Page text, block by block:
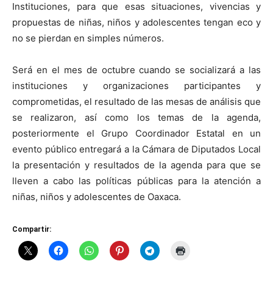
Instituciones, para que esas situaciones, vivencias y
propuestas de niñas, niños y adolescentes tengan eco y
no se pierdan en simples números.
Será en el mes de octubre cuando se socializará a las
instituciones y organizaciones participantes y
comprometidas, el resultado de las mesas de análisis que
se realizaron, así como los temas de la agenda,
posteriormente el Grupo Coordinador Estatal en un
evento público entregará a la Cámara de Diputados Local
la presentación y resultados de la agenda para que se
lleven a cabo las políticas públicas para la atención a
niñas, niños y adolescentes de Oaxaca.
Compartir: